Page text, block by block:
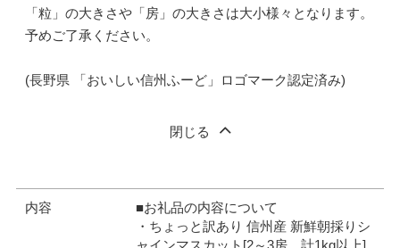
「粒」の大きさや「房」の大きさは大小様々となります。
予めご了承ください。
(長野県 「おいしい信州ふーど」ロゴマーク認定済み)
閉じる
内容
■お礼品の内容について
・ちょっと訳あり 信州産 新鮮朝採りシ
ャインマスカット[2～3房 計1kg以上]